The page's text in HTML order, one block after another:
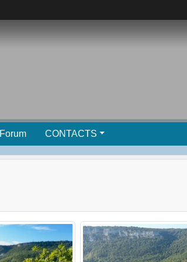
Forum CONTACTS